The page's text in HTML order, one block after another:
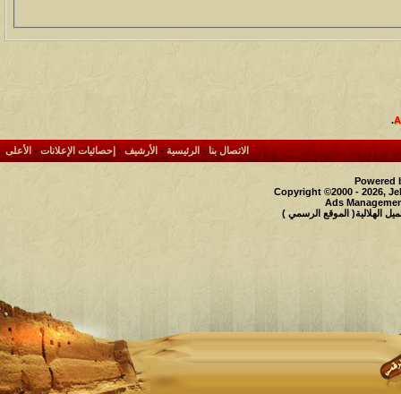
.
الاتصال بنا- الرئيسية-الأرشيف- إحصائيات الإعلانات- الأعلى
Powered
Copyright ©2000 - 2026,
Ads
الهلالية( الموقع الرسمي )